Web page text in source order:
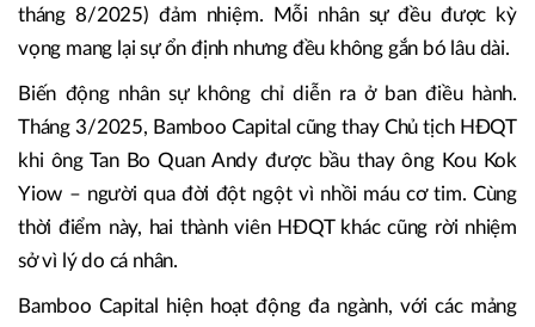
tháng 8/2025) đảm nhiệm. Mỗi nhân sự đều được kỳ
vọng mang lại sự ổn định nhưng đều không gắn bó lâu dài.
Biến động nhân sự không chỉ diễn ra ở ban điều hành.
Tháng 3/2025, Bamboo Capital cũng thay Chủ tịch HĐQT
khi ông Tan Bo Quan Andy được bầu thay ông Kou Kok
Yiow – người qua đời đột ngột vì nhồi máu cơ tim. Cùng
thời điểm này, hai thành viên HĐQT khác cũng rời nhiệm
sở vì lý do cá nhân.
Bamboo Capital hiện hoạt động đa ngành, với các mảng